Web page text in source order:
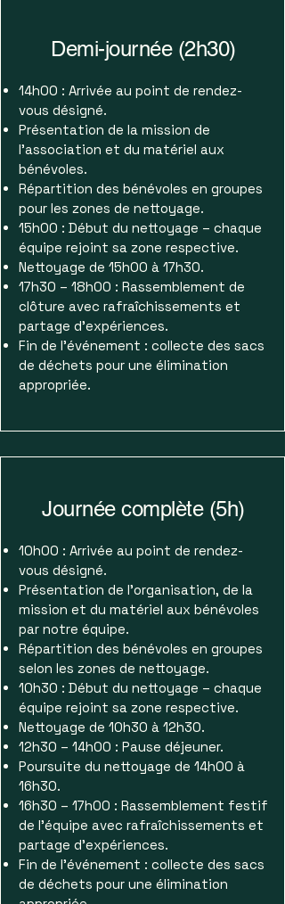
Demi-journée (2h30)
14h00 : Arrivée au point de rendez-
vous désigné.
Présentation de la mission de
l’association et du matériel aux
bénévoles.
Répartition des bénévoles en groupes
pour les zones de nettoyage.
15h00 : Début du nettoyage – chaque
équipe rejoint sa zone respective.
Nettoyage de 15h00 à 17h30.
17h30 – 18h00 : Rassemblement de
clôture avec rafraîchissements et
partage d’expériences.
Fin de l’événement : collecte des sacs
de déchets pour une élimination
appropriée.
Journée complète (5h)
10h00 : Arrivée au point de rendez-
vous désigné.
Présentation de l’organisation, de la
mission et du matériel aux bénévoles
par notre équipe.
Répartition des bénévoles en groupes
selon les zones de nettoyage.
10h30 : Début du nettoyage – chaque
équipe rejoint sa zone respective.
Nettoyage de 10h30 à 12h30.
12h30 – 14h00 : Pause déjeuner.
Poursuite du nettoyage de 14h00 à
16h30.
16h30 – 17h00 : Rassemblement festif
de l’équipe avec rafraîchissements et
partage d’expériences.
Fin de l’événement : collecte des sacs
de déchets pour une élimination